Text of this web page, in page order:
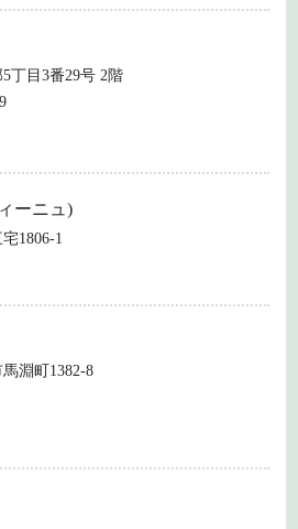
丁目3番29号 2階
ーニュ)
1806-1
淵町1382-8